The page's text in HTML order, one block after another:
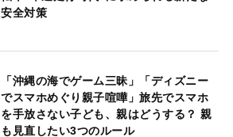
安全対策
「沖縄の海でゲーム三昧」「ディズニー
でスマホめぐり親子喧嘩」旅先でスマホ
を手放さない子ども、親はどうする？ 親
も見直したい3つのルール